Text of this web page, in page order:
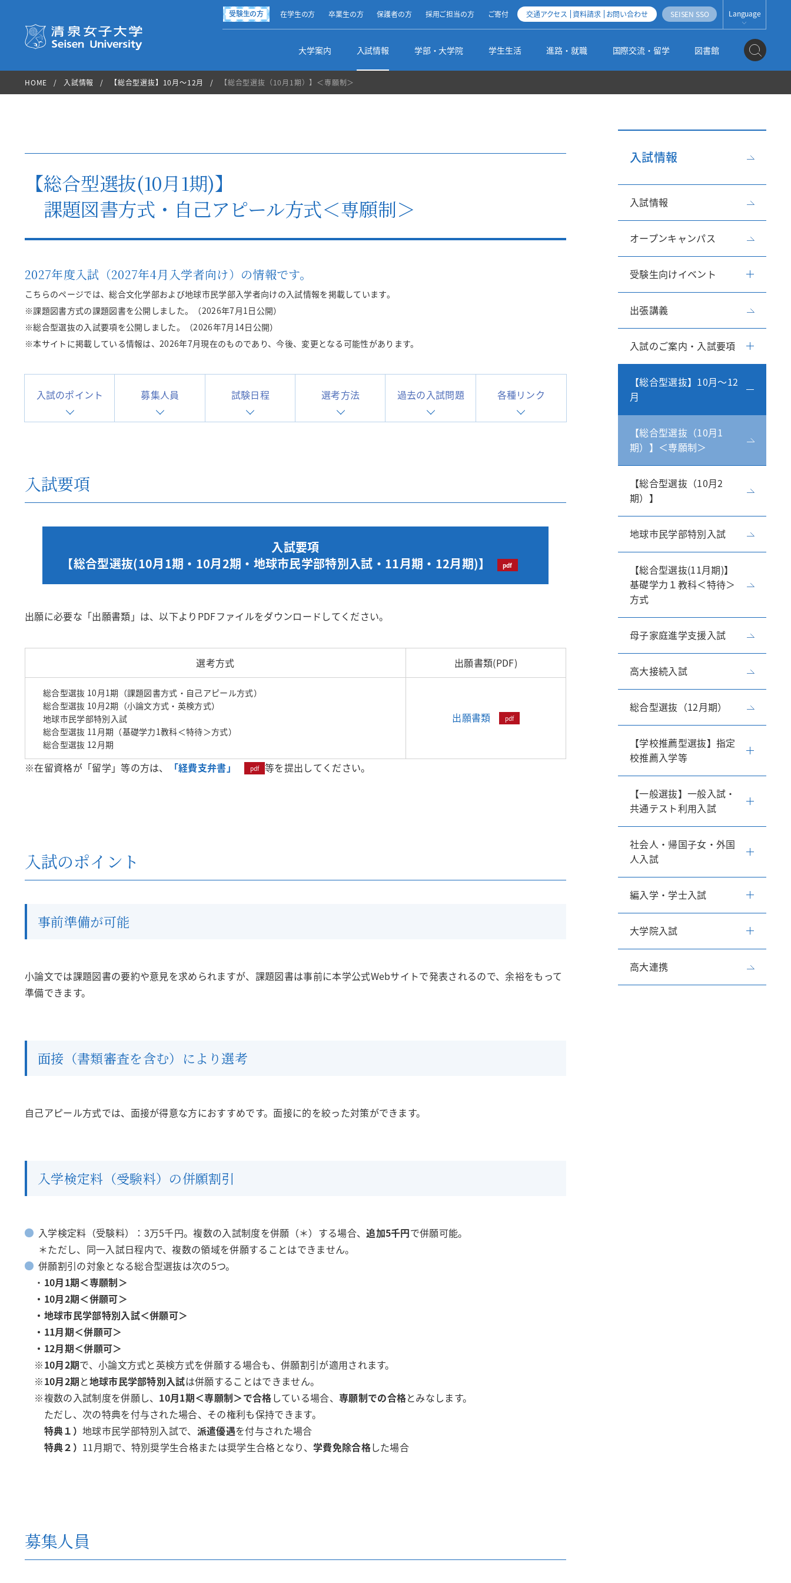
受験生の方 在学生の方 卒業生の方 保護者の方 採用ご担当の方 ご寄付 交通アクセス 資料請求 お問い合わせ SEISEN SSO Language
大学案内
大学案内
学校の沿革・設立母体
学生・教員のメディア出演情報
入試情報
入試情報
入試のご案内・入試要項
【一般選抜】一般入試・共通テスト利用入試
学部・大学院
学部・大学院
資格取得
シラバス
学生生活
Campus Life
サポート制度
進路・就職
Career
採用ご担当の皆様
国際交流・留学
International Exchange
海外からの留学生受け入れ
図書館
図書館
利用案内
よくある質問
HOME 入試情報 【総合型選抜】10月～12月 【総合型選抜（10月1期）】＜専願制＞
【総合型選抜(10月1期)】
課題図書方式・自己アピール方式＜専願制＞
2027年度入試（2027年4月入学者向け）の情報です。
こちらのページでは、総合文化学部および地球市民学部入学者向けの入試情報を掲載しています。
※課題図書方式の課題図書を公開しました。（2026年7月1日公開）
※総合型選抜の入試要項を公開しました。（2026年7月14日公開）
※本サイトに掲載している情報は、2026年7月現在のものであり、今後、変更となる可能性があります。
入試のポイント 募集人員 試験日程 選考方法 過去の入試問題 各種リンク
入試要項
入試要項
【総合型選抜(10月1期・10月2期・地球市民学部特別入試・11月期・12月期)】
出願に必要な「出願書類」は、以下よりPDFファイルをダウンロードしてください。
選考方式 出願書類(PDF)
総合型選抜 10月1期（課題図書方式・自己アピール方式）
総合型選抜 10月2期（小論文方式・英検方式）
地球市民学部特別入試
総合型選抜 11月期（基礎学力1教科＜特待＞方式）
総合型選抜 12月期
出願書類
※在留資格が「留学」等の方は、 「経費支弁書」 等を提出してください。
入試のポイント
事前準備が可能
小論文では課題図書の要約や意見を求められますが、課題図書は事前に本学公式Webサイトで発表されるので、余裕をもって
準備できます。
面接（書類審査を含む）により選考
自己アピール方式では、面接が得意な方におすすめです。面接に的を絞った対策ができます。
入学検定料（受験料）の併願割引
入学検定料（受験料）：3万5千円。複数の入試制度を併願（＊）する場合、追加5千円で併願可能。
＊ただし、同一入試日程内で、複数の領域を併願することはできません。
併願割引の対象となる総合型選抜は次の5つ。
・ 10月1期＜専願制＞
・10月2期＜併願可＞
・地球市民学部特別入試＜併願可＞
・11月期＜併願可＞
・12月期＜併願可＞
※10月2期で、小論文方式と英検方式を併願する場合も、併願割引が適用されます。
※10月2期と地球市民学部特別入試は併願することはできません。
※複数の入試制度を併願し、 10月1期＜専願制＞で合格している場合、 専願制での合格とみなします。
ただし、次の特典を付与された場合、その権利も保持できます。
特典１） 地球市民学部特別入試で、 派遣優遇を付与された場合
特典２） 11月期で、特別奨学生合格または奨学生合格となり、 学費免除合格した場合
募集人員
入試情報
入試情報
オープンキャンパス
受験生向けイベント
出張講義
入試のご案内・入試要項
【総合型選抜】10月～12
月
【総合型選抜（10月1
期）】＜専願制＞
【総合型選抜（10月2
期）】
地球市民学部特別入試
【総合型選抜(11月期)】
基礎学力１教科＜特待＞
方式
母子家庭進学支援入試
高大接続入試
総合型選抜（12月期）
【学校推薦型選抜】指定
校推薦入学等
【一般選抜】一般入試・
共通テスト利用入試
社会人・帰国子女・外国
人入試
編入学・学士入試
大学院入試
高大連携